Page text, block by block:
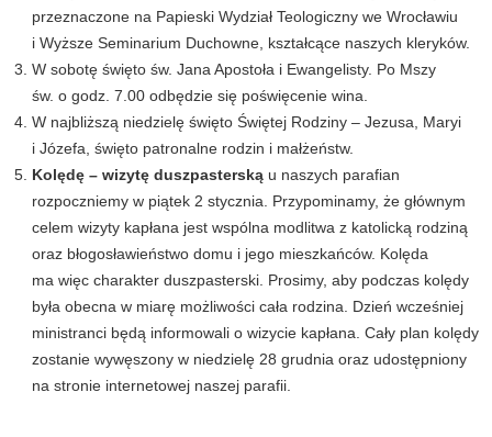
przeznaczone na Papieski Wydział Teologiczny we Wrocławiu
i Wyższe Seminarium Duchowne, kształcące naszych kleryków.
W sobotę święto św. Jana Apostoła i Ewangelisty. Po Mszy
św. o godz. 7.00 odbędzie się poświęcenie wina.
W najbliższą niedzielę święto Świętej Rodziny – Jezusa, Maryi
i Józefa, święto patronalne rodzin i małżeństw.
Kolędę – wizytę duszpasterską u naszych parafian
rozpoczniemy w piątek 2 stycznia. Przypominamy, że głównym
celem wizyty kapłana jest wspólna modlitwa z katolicką rodziną
oraz błogosławieństwo domu i jego mieszkańców. Kolęda
ma więc charakter duszpasterski. Prosimy, aby podczas kolędy
była obecna w miarę możliwości cała rodzina. Dzień wcześniej
ministranci będą informowali o wizycie kapłana. Cały plan kolędy
zostanie wywęszony w niedzielę 28 grudnia oraz udostępniony
na stronie internetowej naszej parafii.